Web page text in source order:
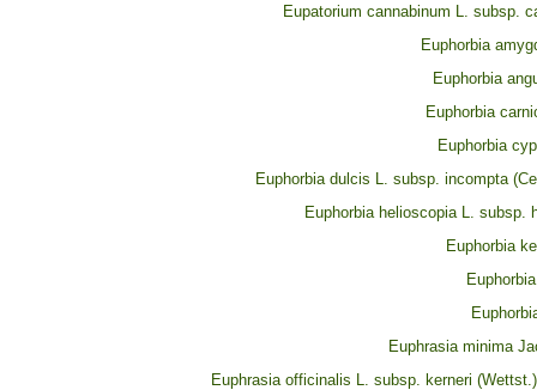
Eupatorium cannabinum L. subsp.
Euphorbia
Euphorbia
Euphorbia
Euphorbia
Euphorbia dulcis L. subsp. incompta
Euphorbia helioscopia L. subsp.
Euphorbia
Euphrasia minima
Euphrasia officinalis L. subsp. kerneri